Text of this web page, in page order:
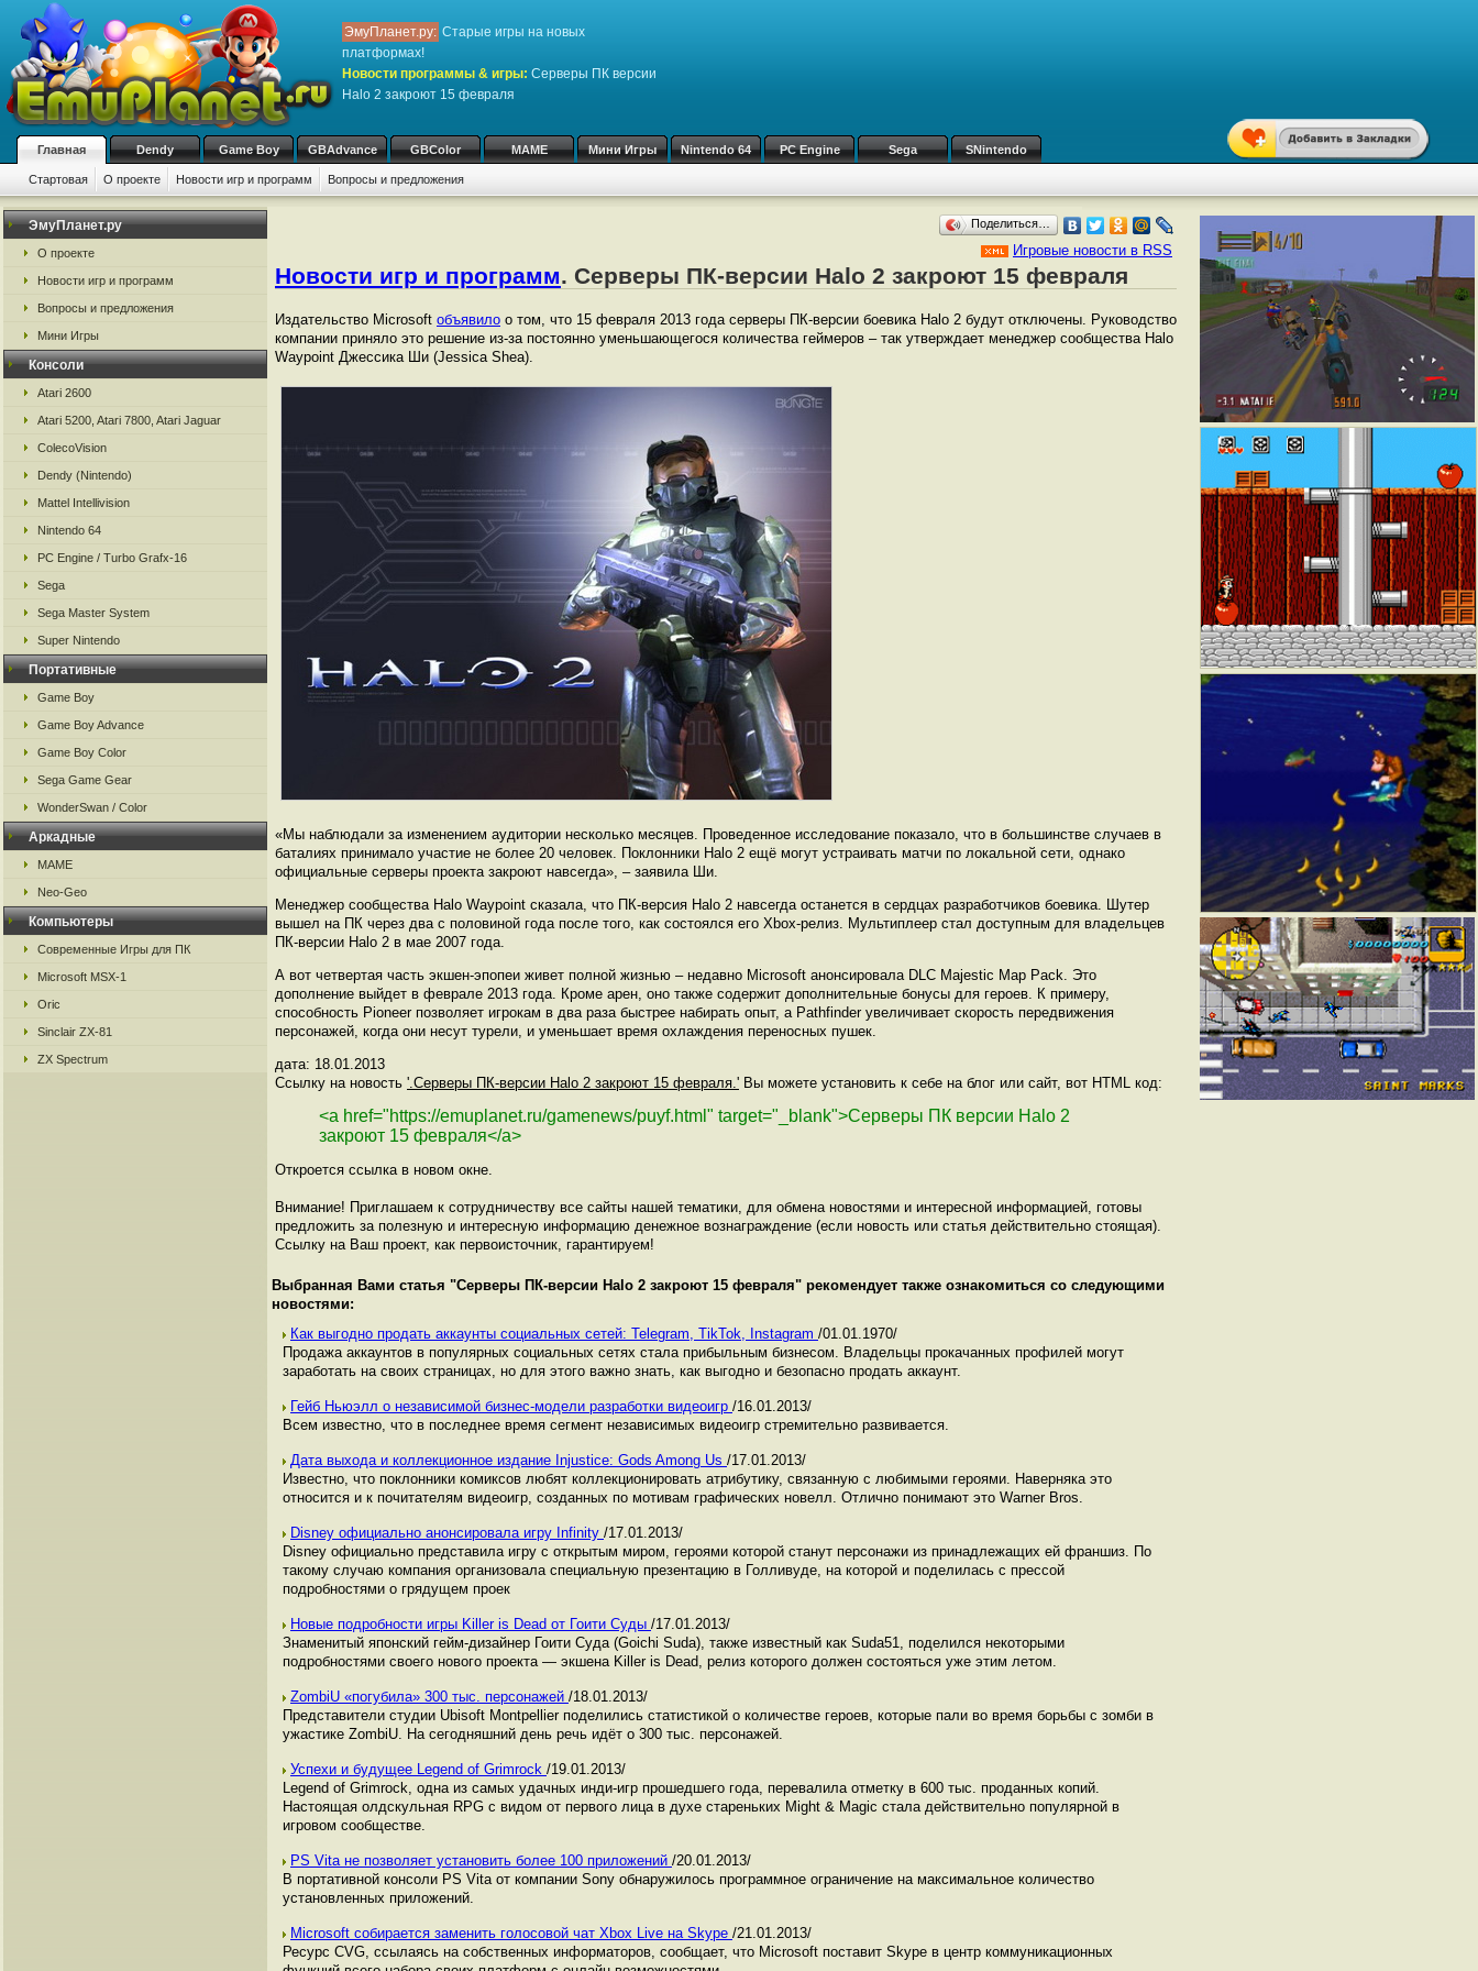
ЭмуПланет.ру: Старые игры на новых
платформах!
Новости программы & игры: Серверы ПК версии
Halo 2 закроют 15 февраля
Главная Dendy Game Boy GBAdvance GBColor MAME Мини Игры Nintendo 64 PC Engine Sega SNintendo
Стартовая О проекте Новости игр и программ Вопросы и предложения
ЭмуПланет.ру
О проекте
Новости игр и программ
Вопросы и предложения
Мини Игры
Консоли
Atari 2600
Atari 5200, Atari 7800, Atari Jaguar
ColecoVision
Dendy (Nintendo)
Mattel Intellivision
Nintendo 64
PC Engine / Turbo Grafx-16
Sega
Sega Master System
Super Nintendo
Портативные
Game Boy
Game Boy Advance
Game Boy Color
Sega Game Gear
WonderSwan / Color
Аркадные
MAME
Neo-Geo
Компьютеры
Современные Игры для ПК
Microsoft MSX-1
Oric
Sinclair ZX-81
ZX Spectrum
Поделиться…
Игровые новости в RSS
Новости игр и программ. Серверы ПК-версии Halo 2 закроют 15 февраля
Издательство Microsoft объявило о том, что 15 февраля 2013 года серверы ПК-версии боевика Halo 2 будут отключены. Руководство
компании приняло это решение из-за постоянно уменьшающегося количества геймеров – так утверждает менеджер сообщества Halo
Waypoint Джессика Ши (Jessica Shea).
«Мы наблюдали за изменением аудитории несколько месяцев. Проведенное исследование показало, что в большинстве случаев в
баталиях принимало участие не более 20 человек. Поклонники Halo 2 ещё могут устраивать матчи по локальной сети, однако
официальные серверы проекта закроют навсегда», – заявила Ши.
Менеджер сообщества Halo Waypoint сказала, что ПК-версия Halo 2 навсегда останется в сердцах разработчиков боевика. Шутер
вышел на ПК через два с половиной года после того, как состоялся его Xbox-релиз. Мультиплеер стал доступным для владельцев
ПК-версии Halo 2 в мае 2007 года.
А вот четвертая часть экшен-эпопеи живет полной жизнью – недавно Microsoft анонсировала DLC Majestic Map Pack. Это
дополнение выйдет в феврале 2013 года. Кроме арен, оно также содержит дополнительные бонусы для героев. К примеру,
способность Pioneer позволяет игрокам в два раза быстрее набирать опыт, а Pathfinder увеличивает скорость передвижения
персонажей, когда они несут турели, и уменьшает время охлаждения переносных пушек.
дата: 18.01.2013
Ссылку на новость '.Серверы ПК-версии Halo 2 закроют 15 февраля.' Вы можете установить к себе на блог или сайт, вот HTML код:
<a href="https://emuplanet.ru/gamenews/puyf.html" target="_blank">Серверы ПК версии Halo 2
закроют 15 февраля</a>
Откроется ссылка в новом окне.
Внимание! Приглашаем к сотрудничеству все сайты нашей тематики, для обмена новостями и интересной информацией, готовы
предложить за полезную и интересную информацию денежное вознаграждение (если новость или статья действительно стоящая).
Ссылку на Ваш проект, как первоисточник, гарантируем!
Выбранная Вами статья "Серверы ПК-версии Halo 2 закроют 15 февраля" рекомендует также ознакомиться со следующими
новостями:
Как выгодно продать аккаунты социальных сетей: Telegram, TikTok, Instagram /01.01.1970/
Продажа аккаунтов в популярных социальных сетях стала прибыльным бизнесом. Владельцы прокачанных профилей могут
заработать на своих страницах, но для этого важно знать, как выгодно и безопасно продать аккаунт.
Гейб Ньюэлл о независимой бизнес-модели разработки видеоигр /16.01.2013/
Всем известно, что в последнее время сегмент независимых видеоигр стремительно развивается.
Дата выхода и коллекционное издание Injustice: Gods Among Us /17.01.2013/
Известно, что поклонники комиксов любят коллекционировать атрибутику, связанную с любимыми героями. Наверняка это
относится и к почитателям видеоигр, созданных по мотивам графических новелл. Отлично понимают это Warner Bros.
Disney официально анонсировала игру Infinity /17.01.2013/
Disney официально представила игру с открытым миром, героями которой станут персонажи из принадлежащих ей франшиз. По
такому случаю компания организовала специальную презентацию в Голливуде, на которой и поделилась с прессой
подробностями о грядущем проек
Новые подробности игры Killer is Dead от Гоити Суды /17.01.2013/
Знаменитый японский гейм-дизайнер Гоити Суда (Goichi Suda), также известный как Suda51, поделился некоторыми
подробностями своего нового проекта — экшена Killer is Dead, релиз которого должен состояться уже этим летом.
ZombiU «погубила» 300 тыс. персонажей /18.01.2013/
Представители студии Ubisoft Montpellier поделились статистикой о количестве героев, которые пали во время борьбы с зомби в
ужастике ZombiU. На сегодняшний день речь идёт о 300 тыс. персонажей.
Успехи и будущее Legend of Grimrock /19.01.2013/
Legend of Grimrock, одна из самых удачных инди-игр прошедшего года, перевалила отметку в 600 тыс. проданных копий.
Настоящая олдскульная RPG с видом от первого лица в духе стареньких Might & Magic стала действительно популярной в
игровом сообществе.
PS Vita не позволяет установить более 100 приложений /20.01.2013/
В портативной консоли PS Vita от компании Sony обнаружилось программное ограничение на максимальное количество
установленных приложений.
Microsoft собирается заменить голосовой чат Xbox Live на Skype /21.01.2013/
Ресурс CVG, ссылаясь на собственных информаторов, сообщает, что Microsoft поставит Skype в центр коммуникационных